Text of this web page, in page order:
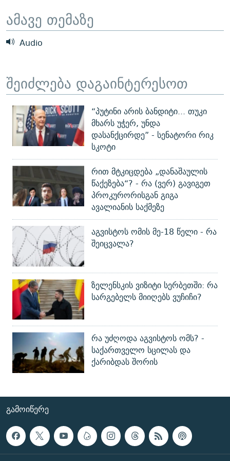
ᲛᲝᲚᲐᲞᲐᲠᲐᲙᲔ ᲢᲔᲥᲡᲢᲔᲑᲘ
ᲨᲘᲜ - ᲣᲪᲮᲝᲔᲗᲨᲘ
ᲚᲘᲢᲔᲠᲐᲢᲣᲠᲣᲚᲘ ᲬᲐᲮᲜᲐᲒᲔᲑᲘ
ᲘᲛᲞᲔᲠᲘᲐ ᲓᲐ ᲠᲐᲓᲘᲝ
ᲩᲔᲛᲘ ᲡᲘᲙᲕᲓᲘᲚᲘᲡ ᲛᲘᲖᲔᲖᲘᲐ COVID-19
11 ᲬᲔᲚᲘ - 11 ᲐᲛᲑᲐᲕᲘ
ᲡᲐᲞᲐᲠᲚᲐᲛᲔᲜᲢᲝ ᲐᲠᲩᲔᲕᲜᲔᲑᲘᲡ ᲘᲡᲢᲝᲠᲘᲐ
5 ᲐᲛᲑᲐᲕᲘ - 20 ᲘᲕᲜᲘᲡᲡ ᲓᲐᲨᲐᲕᲔᲑᲣᲚᲔᲑᲘ
ᲐᲒᲕᲘᲡᲢᲝᲡ ᲝᲛᲘ
ПРИВЕТ ᲙᲣᲚᲢᲣᲠᲐ
რთე/რთ-ის ყველა საიტი
ამავე თემაზე
Audio
შეიძლება დაგაინტერესოთ
“პუტინი არის ბანდიტი... თუკი
მხარს უჭერ, უნდა
დასანქცირდე” - სენატორი რიკ
სკოტი
რით მტკიცდება „დანაშაულის
წაქეზება“? - რა (ვერ) გავიგეთ
პროკურორისგან გიგა
ავალიანის საქმეზე
აგვისტოს ომის მე-18 წელი - რა
შეიცვალა?
ზელენსკის ვიზიტი სერბეთში: რა
სარგებელს მიიღებს ვუჩიჩი?
რა უძღოდა აგვისტოს ომს? -
საქართველო სცილას და
ქარიბდას შორის
ᲒᲐᲛᲝᲘᲬᲔᲠᲔ